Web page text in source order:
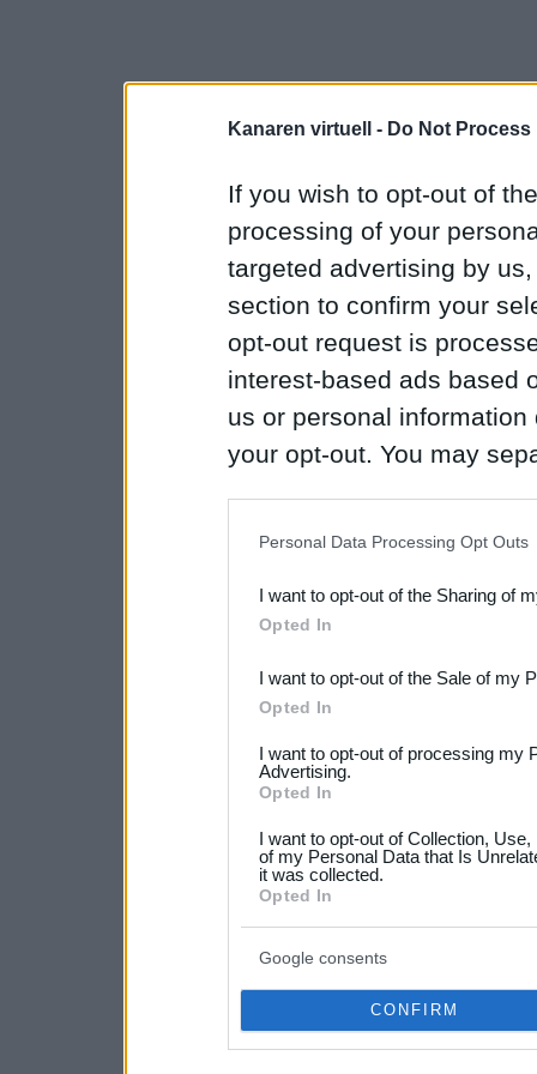
Kanaren virtuell - Do Not
If you wish to opt-out of
processing of your
targeted advertising by
section to confirm your
opt-out request is
interest-based ads based
us or personal
your opt-out. You may
Downstream Participants
third parties.
Please note that this
not limited to your visit or
grant or deny consent to
your data for below
consent section.
Personal Data Processing Opt Outs
I want to opt-out of the Sharing of
Opted In
I want to opt-out of the Sale of my
Opted In
I want to opt-out of processing my
Advertising.
Opted In
I want to opt-out of Collection,
of my Personal Data that Is
it was collected.
Opted In
Google consents
CONFIRM